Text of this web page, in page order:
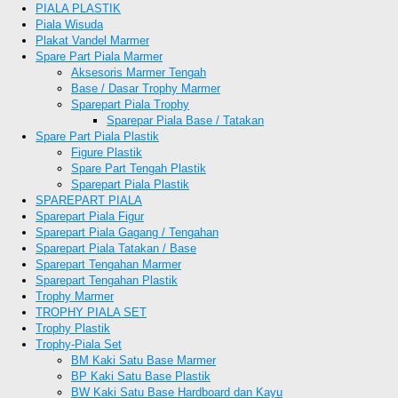
PIALA PLASTIK
Piala Wisuda
Plakat Vandel Marmer
Spare Part Piala Marmer
Aksesoris Marmer Tengah
Base / Dasar Trophy Marmer
Sparepart Piala Trophy
Sparepar Piala Base / Tatakan
Spare Part Piala Plastik
Figure Plastik
Spare Part Tengah Plastik
Sparepart Piala Plastik
SPAREPART PIALA
Sparepart Piala Figur
Sparepart Piala Gagang / Tengahan
Sparepart Piala Tatakan / Base
Sparepart Tengahan Marmer
Sparepart Tengahan Plastik
Trophy Marmer
TROPHY PIALA SET
Trophy Plastik
Trophy-Piala Set
BM Kaki Satu Base Marmer
BP Kaki Satu Base Plastik
BW Kaki Satu Base Hardboard dan Kayu